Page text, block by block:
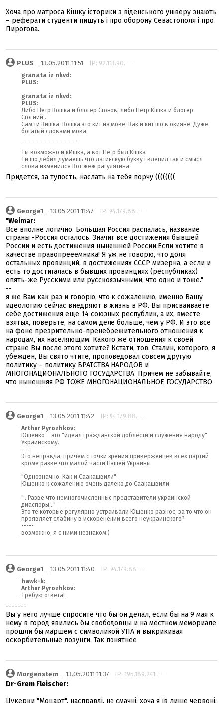
Хоча про матроса Кішку історики з віденського універу знають
– реферати студенти пишуть і про оборону Севастополя і про
Пирогова.
PLUS _ 13.05.2011 11:51 IP: 92.113.90.---
granata iz nkvd:
PLUS:
granata iz nkvd:
PLUS:
Либо Петр Кошка и блогер Стонов, либо Петр Кішка и блогер
Стогний...
Сам ти Кишка. Кошка это кит на мове. Как и кит шо в окияне. Дуже
богатый словами мова.
Ты возможно и кИшка, а вот Петр был Кішка
Ти шо дебил думаешь что латинскую букву i влепил так и смысл
слова изменился Вот жеж рагулятина.
Придется, за тупость, наслать на тебя порчу ((((((((
George1 _ 13.05.2011 11:47 IP: 94.179.88.---
"Weimar:
Все вполне логично. Большая Россия распалась, название
страны -Россия осталось. Значит все достижения бывшей
России и есть достижения нынешней России.Если хотите в
качестве правопрееемника! Я уж не говорю, что доля
остальных провинций, в достижениях СССР мизерна, а если и
есть то достигалась в бывших провинциях (республиках)
опять-же Русскими или русскоязычными, что одно и тоже."
--
я же Вам как раз и говорю, что к сожалению, именно Вашу
идеологию сейчас внедряют в жизнь в РФ. Вы присваиваете
себе достижения еще 14 союзных республик, а их, вместе
взятых, поверьте, на самом деле больше, чем у РФ. И это все
на фоне презрительно-пренебрежительного отношения к
народам, их населяющим. Какого же отношения к своей
стране Вы после этого хотите? Кстати, тов. Сталин, которого, я
убежден, Вы свято чтите, проповедовал совсем другую
политику – политику БРАТСТВА НАРОДОВ и
МНОГОНАЦИОНАЛЬНОГО ГОСУДАРСТВА. Причем не забывайте,
что нынешняя РФ ТОЖЕ МНОГОНАЦИОНАЛЬНОЕ ГОСУДАРСТВО
George1 _ 13.05.2011 11:42 IP: 94.179.88.---
Arthur Pyrozhkov:
Ющенко – это "идеал гражданской доблести и служения народу"
Украинскому.
----
Это неправда, причем с точки зрения приверженцев всех партий
кроме разве что малой части Нашей Украины
"Однозначно. Как и Саакашвили"
Ющенко к сожалению очень далеко до Саакашвили
"...Разве что немногочисленные представители украинской
диаспоры..."
Это те которые регулярно устраивали Ющенко разнос, за то что он
проявляет слабину в искоренении всего неукраинского?
-----
возможно, я с ними незнаком:)
George1 _ 13.05.2011 11:40 IP: 94.179.88.---
hawk-k:
Arthur Pyrozhkov:
Требую ответа!
-------
Вы у него лучше спросите что бы он делал, если бы на 9 мая к
нему в город явились бы свободовцы и на местном мемориале
прошли бы маршем с символикой УПА и выкрикивая
оскорбительные лозунги. Так понятнее
Morgenstern _ 13.05.2011 11:37 IP: 195.189.241.---
Dr-Grem Fleischer:
Цукерки "Моцарт", насправді, не смачні, хоча я їв лише червоні.